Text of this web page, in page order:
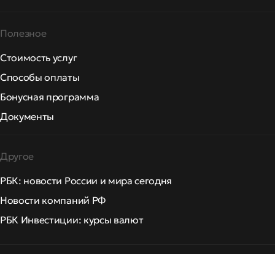
Полезное
Стоимость услуг
Способы оплаты
Бонусная программа
Документы
Другое
РБК: новости России и мира сегодня
Новости компаний РФ
РБК Инвестиции: курсы валют